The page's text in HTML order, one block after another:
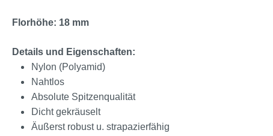
Florhöhe: 18 mm
Details und Eigenschaften:
Nylon (Polyamid)
Nahtlos
Absolute Spitzenqualität
Dicht gekräuselt
Äußerst robust u. strapazierfähig